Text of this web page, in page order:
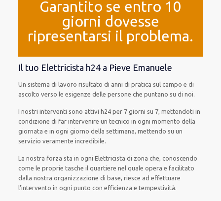
Garantito se entro 10
giorni dovesse
ripresentarsi il problema.
Il tuo Elettricista h24 a Pieve Emanuele
Un sistema di lavoro risultato di anni di pratica sul campo e di
ascolto verso le esigenzedelle persone che puntano su di noi.
I nostri interventi sono attivi h24per 7 giorni su 7, mettendoti in
condizione di farintervenire untecnico inogni momento della
giornata e inogni giorno della settimana, mettendo su un
servizioveramente incredibile.
La nostra forza sta in ogni Elettricista di zona che, conoscendo
come le proprie tasche il quartiere nel quale opera efacilitato
dalla nostra organizzazione di base, riesce ad effettuare
l’intervento in ogni punto con efficienza e tempestività.